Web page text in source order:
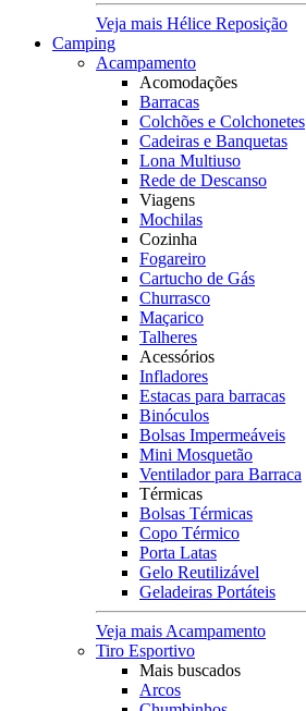
Veja mais Hélice Reposição
Camping
Acampamento
Acomodações
Barracas
Colchões e Colchonetes
Cadeiras e Banquetas
Lona Multiuso
Rede de Descanso
Viagens
Mochilas
Cozinha
Fogareiro
Cartucho de Gás
Churrasco
Maçarico
Talheres
Acessórios
Infladores
Estacas para barracas
Binóculos
Bolsas Impermeáveis
Mini Mosquetão
Ventilador para Barraca
Térmicas
Bolsas Térmicas
Copo Térmico
Porta Latas
Gelo Reutilizável
Geladeiras Portáteis
Veja mais Acampamento
Tiro Esportivo
Mais buscados
Arcos